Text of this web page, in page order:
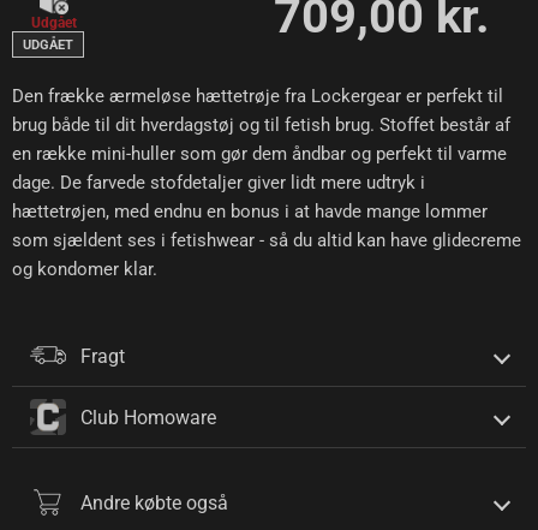
Udgået
UDGÅET
709,00 kr.
Den frække ærmeløse hættetrøje fra Lockergear er perfekt til
brug både til dit hverdagstøj og til fetish brug. Stoffet består af
en række mini-huller som gør dem åndbar og perfekt til varme
dage. De farvede stofdetaljer giver lidt mere udtryk i
hættetrøjen, med endnu en bonus i at havde mange lommer
som sjældent ses i fetishwear - så du altid kan have glidecreme
og kondomer klar.
Fragt
Club Homoware
Andre købte også